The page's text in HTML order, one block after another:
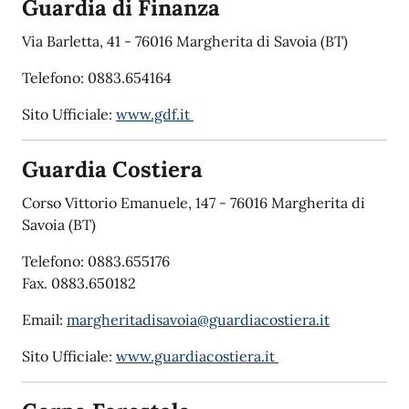
Guardia di Finanza
Via Barletta, 41 - 76016 Margherita di Savoia (BT)
Telefono: 0883.654164
Sito Ufficiale: www.gdf.it
Guardia Costiera
Corso Vittorio Emanuele, 147 - 76016 Margherita di
Savoia (BT)
Telefono: 0883.655176
Fax. 0883.650182
Email: margheritadisavoia@guardiacostiera.it
Sito Ufficiale: www.guardiacostiera.it